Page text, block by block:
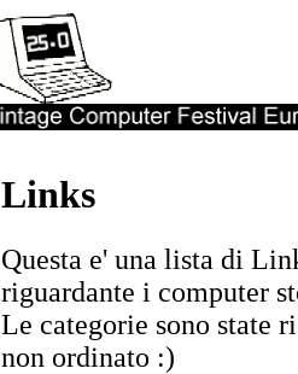
Links
Questa e' una lista di
riguardante i computer
Le categorie sono state
non ordinato :)